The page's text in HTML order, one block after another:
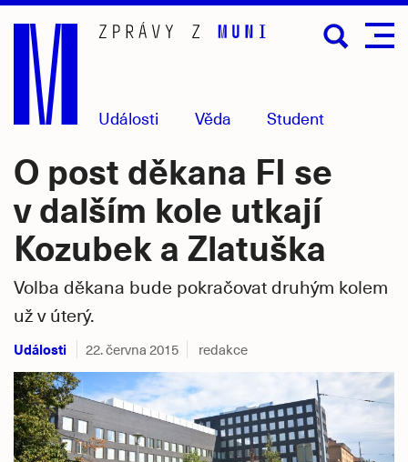
Přejít
hlavní
obsah
Události Věda Student
O post děkana FI se
v dalším kole utkají
Kozubek a Zlatuška
Volba děkana bude pokračovat druhým kolem
už v úterý.
Události 22. června 2015 redakce